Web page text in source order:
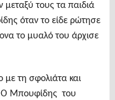
μεταξύ τους τα παιδιά
όταν το είδε ρώτησε
το μυαλό του άρχισε
με τη σφολιάτα και
Ο Μπουφίδης του